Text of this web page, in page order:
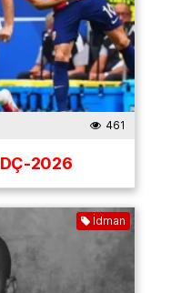
461
DÇ-2026
İdman